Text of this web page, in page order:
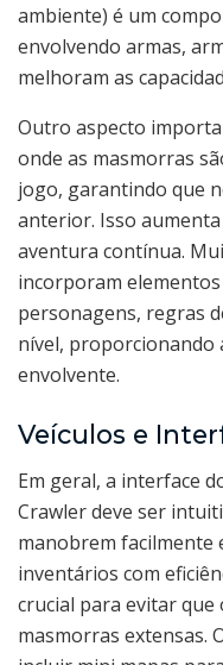
ambiente) é um
envolvendo armas,
melhoram as
Outro aspecto
onde as masmorras
jogo, garantindo que
anterior. Isso
aventura contínua.
incorporam elementos
personagens, regras
nível, proporcionando
envolvente.
Veículos e
Em geral, a interface
Crawler deve ser
manobrem facilmente
inventários com
crucial para evitar que
masmorras extensas.